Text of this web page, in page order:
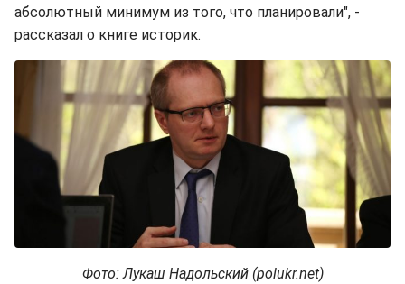
абсолютный минимум из того, что планировали", -
рассказал о книге историк.
Фото: Лукаш Надольский (polukr.net)